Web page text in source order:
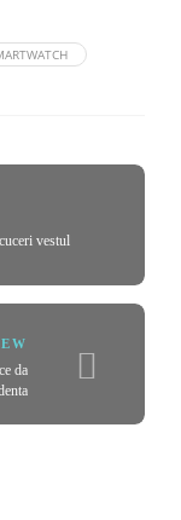
vestul
da